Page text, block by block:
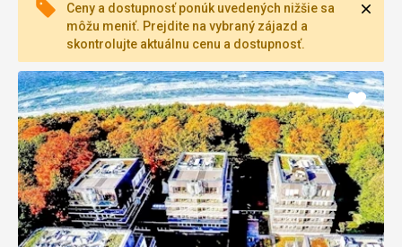
Ceny a dostupnosť ponúk uvedených nižšie sa
môžu meniť. Prejdite na vybraný zájazd a
skontrolujte aktuálnu cenu a dostupnosť.
Pridať
do